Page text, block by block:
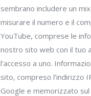
sembrano includere un
misurare il numero e il
YouTube, comprese le
nostro sito web con il tuo
l’accesso a uno.
sito, compreso l’indirizzo
Google e memorizzato